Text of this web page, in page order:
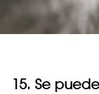
15. Se